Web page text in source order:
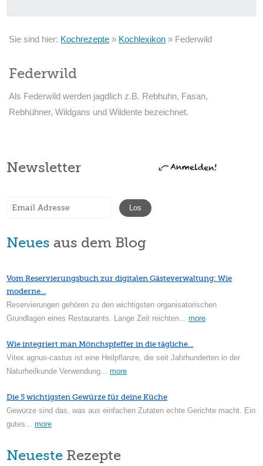
Sie sind hier: Kochrezepte » Kochlexikon » Federwild
Federwild
Als Federwild werden jagdlich z.B. Rebhuhn, Fasan,
Rebhühner, Wildgans und Wildente bezeichnet.
Newsletter
Neues aus dem Blog
Vom Reservierungsbuch zur digitalen Gästeverwaltung: Wie
moderne...
Reservierungen gehören zu den wichtigsten organisatorischen
Grundlagen eines Restaurants. Lange Zeit reichten...more
Wie integriert man Mönchspfeffer in die tägliche...
Vitex agnus-castus ist eine Heilpflanze, die seit Jahrhunderten in der
Naturheilkunde Verwendung...more
Die 5 wichtigsten Gewürze für deine Küche
Gewürze sind das, was aus einfachen Zutaten echte Gerichte macht. Ein
gutes...more
Neueste Rezepte